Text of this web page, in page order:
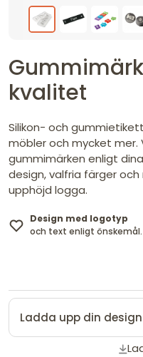
kvalitet
Silikon- och
möbler och mycket mer.
gummimärken enligt
design, valfria färger
upphöjd logga.
Design med logotyp
och text enligt önskemål.
Ladda upp din design